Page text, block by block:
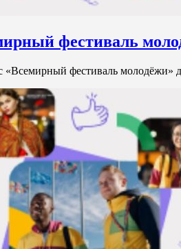
фестиваль
фестиваль